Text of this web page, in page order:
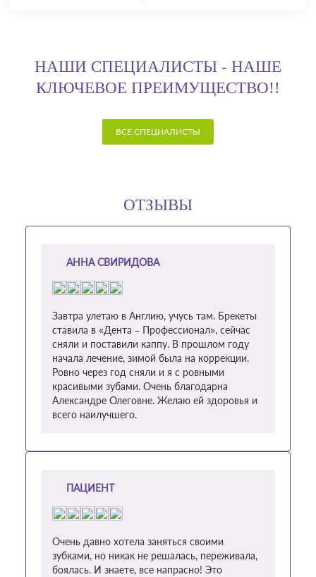
НАШИ СПЕЦИАЛИСТЫ - НАШЕ
КЛЮЧЕВОЕ ПРЕИМУЩЕСТВО!!
ВСЕ СПЕЦИАЛИСТЫ
ОТЗЫВЫ
АННА СВИРИДОВА
Завтра улетаю в Англию, учусь там. Брекеты
ставила в «Дента – Профессионал», сейчас
сняли и поставили каппу. В прошлом году
начала лечение, зимой была на коррекции.
Ровно через год сняли и я с ровными
красивыми зубами. Очень благодарна
Александре Олеговне. Желаю ей здоровья и
всего наилучшего.
ПАЦИЕНТ
Очень давно хотела заняться своими
зубками, но никак не решалась, переживала,
боялась. И знаете, все напрасно! Это